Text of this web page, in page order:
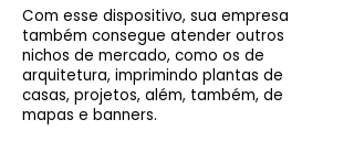
Com esse dispositivo, sua empresa
também consegue atender outros
nichos de mercado, como os de
arquitetura, imprimindo plantas de
casas, projetos, além, também, de
mapas e banners.